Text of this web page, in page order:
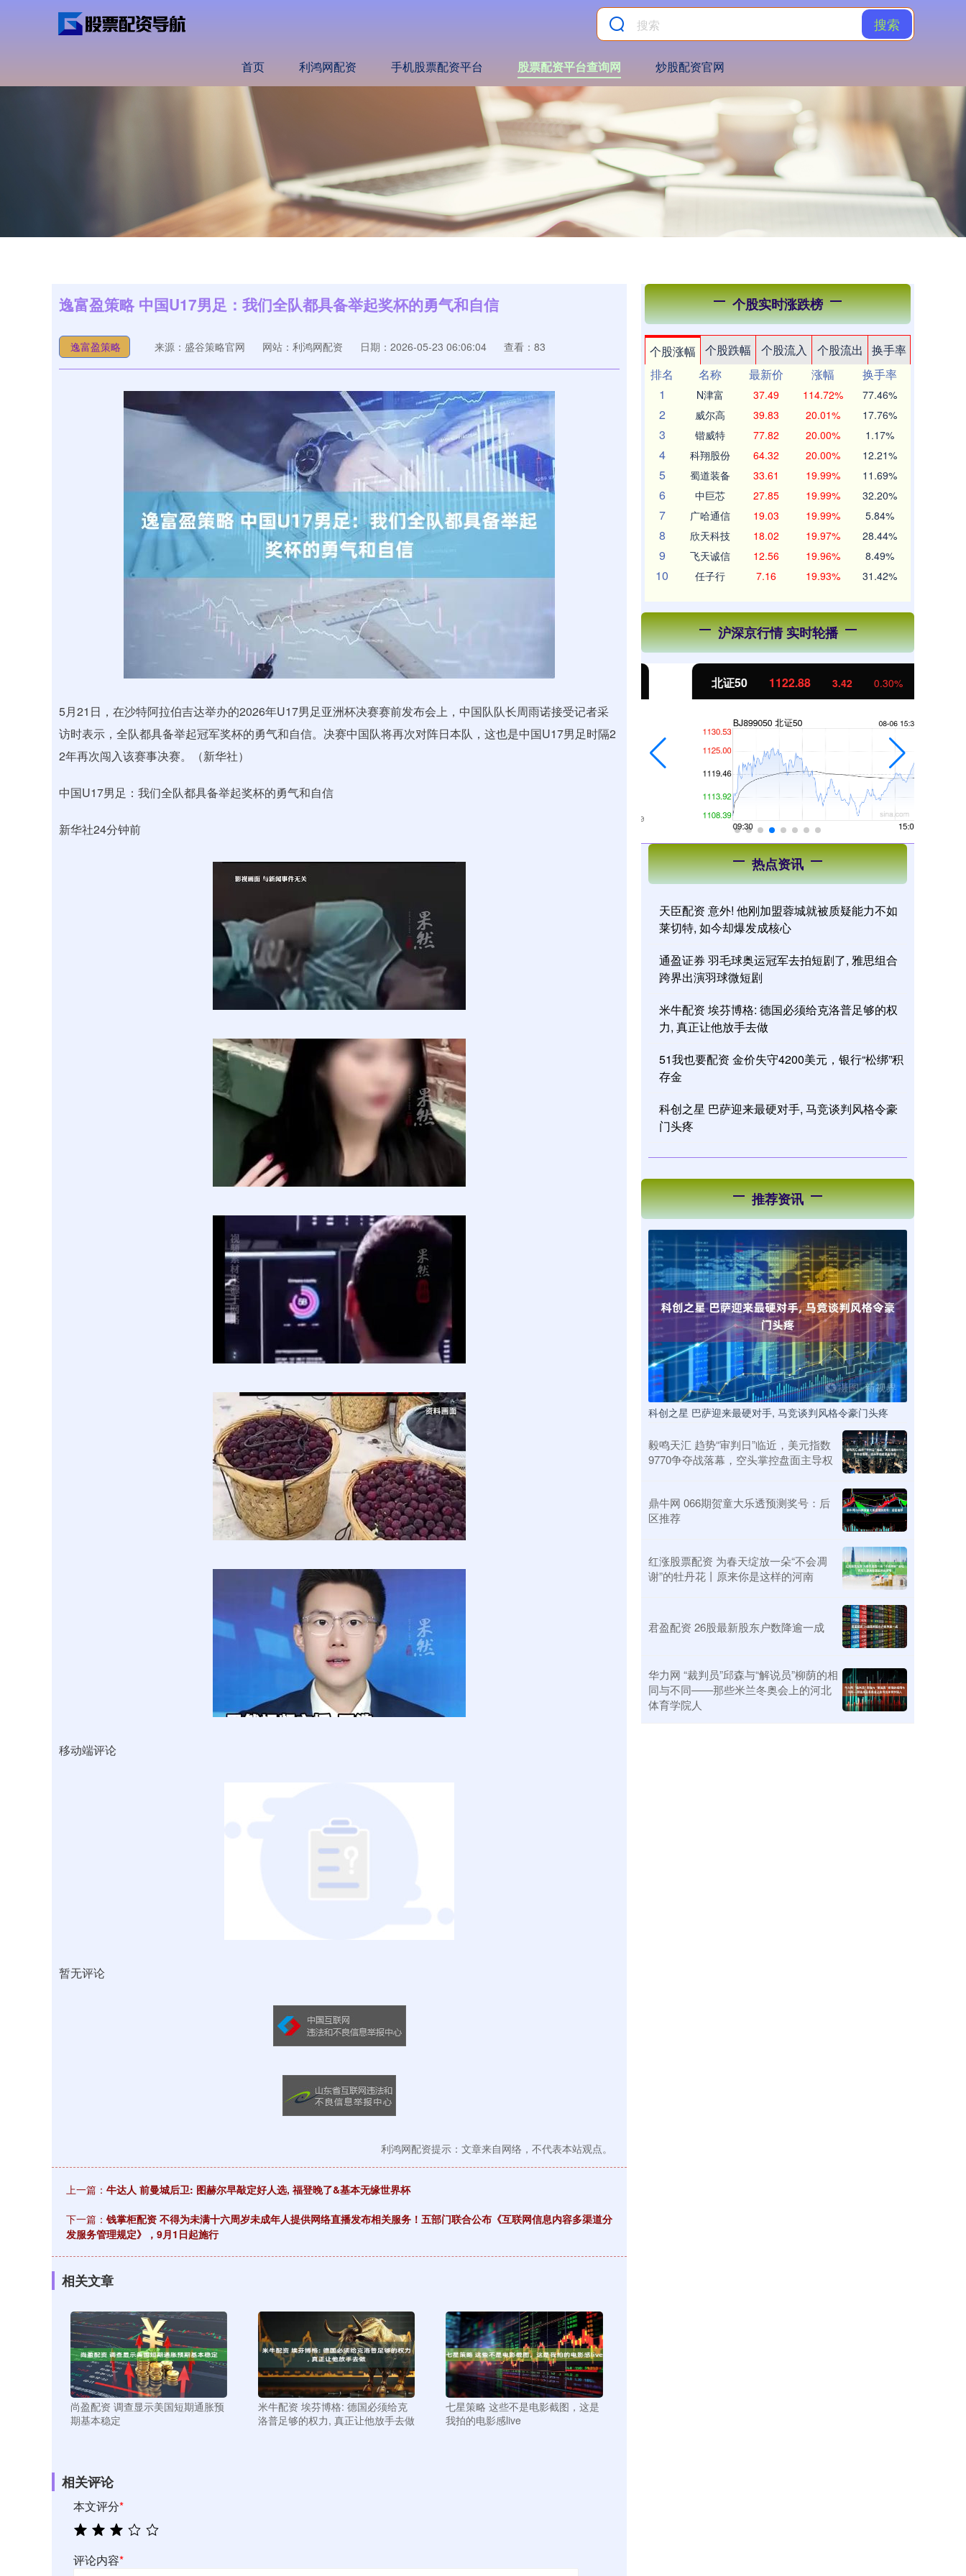
搜索
首页 利鸿网配资 手机股票配资平台 股票配资平台查询网 炒股配资官网
逸富盈策略 中国U17男足：我们全队都具备举起奖杯的勇气和自信
逸富盈策略 来源：盛谷策略官网 网站：利鸿网配资 日期：2026-05-23 06:06:04 查看：83
5月21日，在沙特阿拉伯吉达举办的2026年U17男足亚洲杯决赛赛前发布会上，中国队队长周雨诺接受记者采
访时表示，全队都具备举起冠军奖杯的勇气和自信。决赛中国队将再次对阵日本队，这也是中国U17男足时隔2
2年再次闯入该赛事决赛。（新华社）
中国U17男足：我们全队都具备举起奖杯的勇气和自信
新华社24分钟前
移动端评论
暂无评论
利鸿网配资提示：文章来自网络，不代表本站观点。
上一篇： 牛达人 前曼城后卫: 图赫尔早敲定好人选, 福登晚了&基本无缘世界杯
下一篇： 钱掌柜配资 不得为未满十六周岁未成年人提供网络直播发布相关服务！五部门联合公布《互联网信息内容多渠道分
发服务管理规定》，9月1日起施行
相关文章
尚盈配资 调查显示美国短期通胀预
期基本稳定
米牛配资 埃芬博格: 德国必须给克
洛普足够的权力, 真正让他放手去做
七星策略 这些不是电影截图，这是
我拍的电影感live
相关评论
本文评分*
评论内容*
个股实时涨跌榜
个股涨幅 个股跌幅 个股流入 个股流出
换手率
排名
名称 最新价 涨幅
换手率
1
N津富 37.49 114.72% 77.46%
2 威尔高 39.83 20.01% 17.76%
3 锴威特 77.82 20.00% 1.17%
4 科翔股份 64.32 20.00% 12.21%
5 蜀道装备 33.61 19.99% 11.69%
6 中巨芯 27.85 19.99% 32.20%
7 广哈通信 19.03 19.99% 5.84%
8 欣天科技 18.02 19.97% 28.44%
9 飞天诚信 12.56 19.96% 8.49%
10 任子行 7.16 19.93% 31.42%
沪深京行情 实时轮播
深证成指 14110.12 -34.08 -0.24% 沪深300 4651.31 -6.85 北证50 1122.88 3.42 0.30%
热点资讯
天臣配资 意外! 他刚加盟蓉城就被质疑能力不如
莱切特, 如今却爆发成核心
通盈证券 羽毛球奥运冠军去拍短剧了, 雅思组合
跨界出演羽球微短剧
米牛配资 埃芬博格: 德国必须给克洛普足够的权
力, 真正让他放手去做
51我也要配资 金价失守4200美元，银行“松绑”积
存金
科创之星 巴萨迎来最硬对手, 马竞谈判风格令豪
门头疼
推荐资讯
科创之星 巴萨迎来最硬对手, 马竞谈判风格令豪门头疼
毅鸣天汇 趋势“审判日”临近，美元指数
9770争夺战落幕，空头掌控盘面主导权
鼎牛网 066期贺童大乐透预测奖号：后
区推荐
红涨股票配资 为春天绽放一朵“不会凋
谢”的牡丹花丨原来你是这样的河南
君盈配资 26股最新股东户数降逾一成
华力网 “裁判员”邱森与“解说员”柳荫的相
同与不同——那些米兰冬奥会上的河北
体育学院人